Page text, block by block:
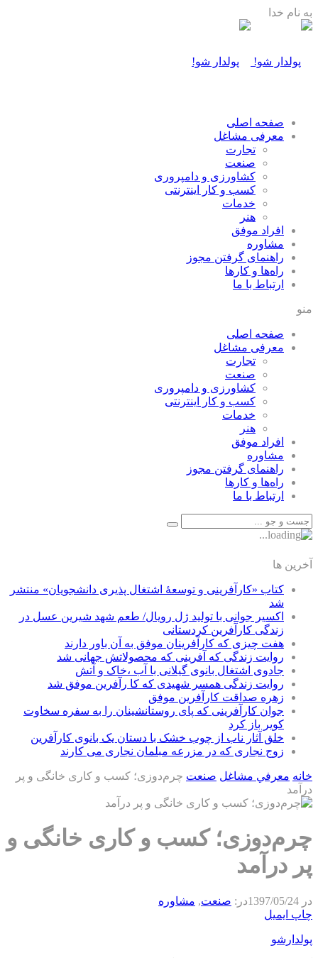
به نام خدا
صفحه اصلی
معرفی مشاغل
تجارت
صنعت
كشاورزی و دامپروری
كسب و كار اينترنتی
خدمات
هنر
افراد موفق
مشاوره
راهنمای گرفتن مجوز
راه‌ها و كارها
ارتباط با ما
منو
صفحه اصلی
معرفی مشاغل
تجارت
صنعت
كشاورزی و دامپروری
كسب و كار اينترنتی
خدمات
هنر
افراد موفق
مشاوره
راهنمای گرفتن مجوز
راه‌ها و كارها
ارتباط با ما
آخرین ها
کتاب «کارآفرینی و توسعۀ اشتغال پذیری دانشجویان» منتشر
شد
اکسیر جوانی با تولید ژل رویال/ طعم شهد شیرین عسل‌ در
زندگی کارآفرین کردستانی
هفت چیزی که کارآفرینان موفق به آن باور دارند
روایت زندگی که آفرینی که محصولاتش جهانی شد
جادوی اشتغال بانوی گیلانی با آب ،خاک و آتش
روایت زندگی همسر شهیدی که کا رآفرین موفق شد
زهره صداقت کارآفرین موفق
جوان کارآفرینی که پای روستانشینان را به سفره سخاوت
کویر باز کرد
خلق آثار ناب از چوب خشک با دستان یک بانوی کارآفرین
زوج نجاری که در مزرعه مبلمان نجاری می کارند
خانه معرفي مشاغل صنعت چرم‌دوزی؛ کسب و کاری خانگی و پر
درآمد
چرم‌دوزی؛ کسب و کاری خانگی و
پر درآمد
در 1397/05/24در: صنعت, مشاوره
چاپ ایمیل
پولدارشو